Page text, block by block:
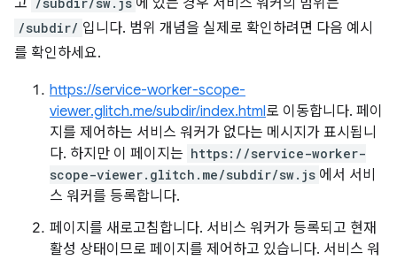
고
에 있는 경우 서비스 워커의 범위는
/subdir/ 입니다. 범위 개념을 실제로 확인하려면 다음 예시
를 확인하세요.
https://service-worker-scope-
viewer.glitch.me/subdir/index.html로 이동합니다. 페이
지를 제어하는 서비스 워커가 없다는 메시지가 표시됩니
다. 하지만 이 페이지는 https://service-worker-
scope-viewer.glitch.me/subdir/sw.js 에서 서비
스 워커를 등록합니다.
페이지를 새로고침합니다. 서비스 워커가 등록되고 현재
활성 상태이므로 페이지를 제어하고 있습니다. 서비스 워